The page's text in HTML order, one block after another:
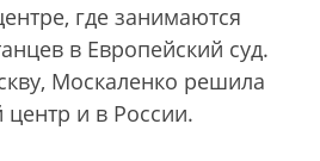
где занимаются
в Европейский суд.
Москаленко решила
и в России.